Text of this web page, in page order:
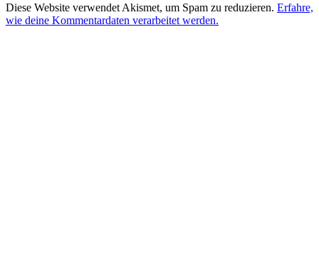
Diese Website verwendet Akismet, um Spam zu reduzieren. Erfahre,
wie deine Kommentardaten verarbeitet werden.